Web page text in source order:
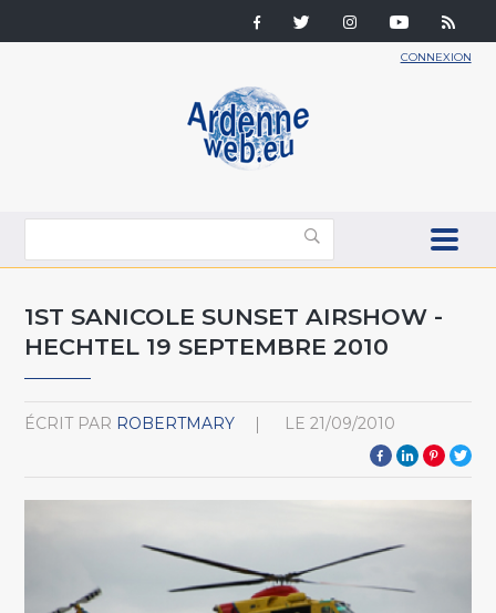
CONNEXION
1ST SANICOLE SUNSET AIRSHOW -
HECHTEL 19 SEPTEMBRE 2010
ÉCRIT PAR ROBERTMARY LE 21/09/2010